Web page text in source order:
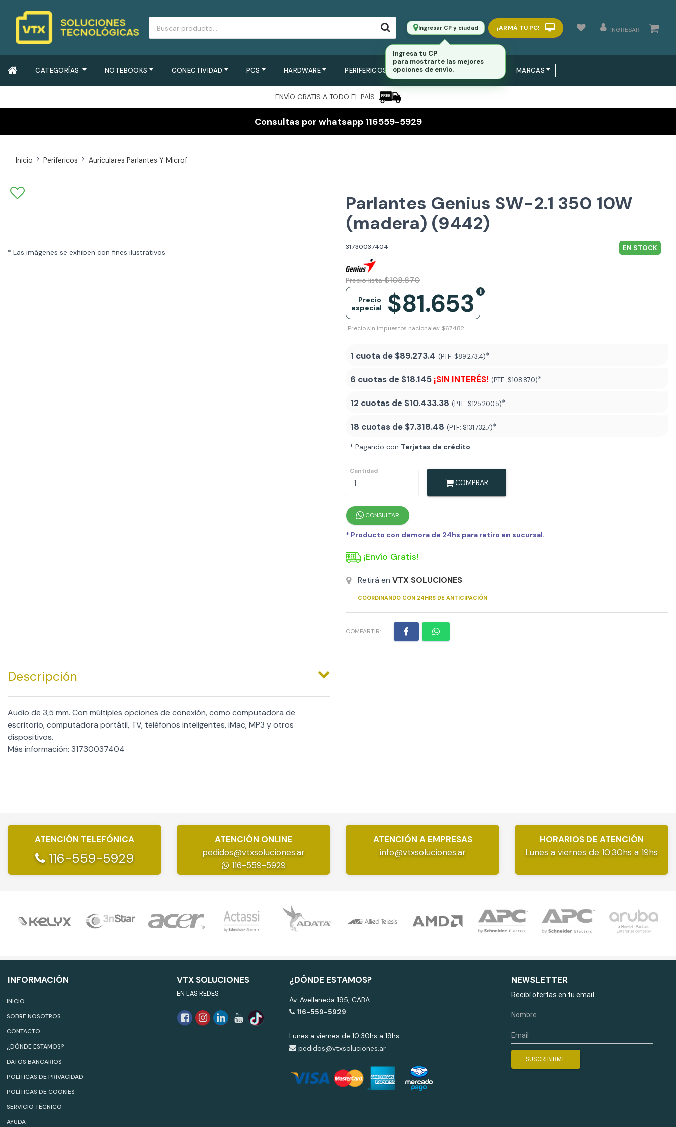
Ingresar CP y ciudad ¡ARMÁ TU PC! INGRESAR
CATEGORÍAS NOTEBOOKS CONECTIVIDAD PCS HARDWARE PERIFERICOS SERVIDORES / SWITCHS MARCAS
ENVÍO GRATIS A TODO EL PAÍS
Consultas por whatsapp 116559-5929
Inicio Perifericos Auriculares Parlantes Y Microf
* Las imágenes se exhiben con fines ilustrativos.
Parlantes Genius SW-2.1 350 10W
(madera) (9442)
31730037404 EN STOCK
Precio lista $108.870
$81.653
Precio
especial
Precio sin impuestos nacionales: $67.482
1 cuota de $89.273.4 (PTF: $89.273.4)*
6 cuotas de $18.145 ¡SIN INTERÉS! (PTF: $108.870)*
12 cuotas de $10.433.38 (PTF: $125.200.5)*
18 cuotas de $7.318.48 (PTF: $131.732.7)*
* Pagando con Tarjetas de crédito.
Cantidad
COMPRAR
CONSULTAR
* Producto con demora de 24hs para retiro en sucursal.
¡Envío Gratis!
Retirá en VTX SOLUCIONES.
COORDINANDO CON 24HRS DE ANTICIPACIÓN
COMPARTIR:
Descripción
Audio de 3,5 mm. Con múltiples opciones de conexión, como computadora de
escritorio, computadora portátil, TV, teléfonos inteligentes, iMac, MP3 y otros
dispositivos.
Más información: 31730037404
ATENCIÓN TELEFÓNICA
116-559-5929
ATENCIÓN ONLINE
pedidos@vtxsoluciones.ar
116-559-5929
ATENCIÓN A EMPRESAS
info@vtxsoluciones.ar
HORARIOS DE ATENCIÓN
Lunes a viernes de 10:30hs a 19hs
INFORMACIÓN
INICIO
SOBRE NOSOTROS
CONTACTO
¿DÓNDE ESTAMOS?
DATOS BANCARIOS
POLÍTICAS DE PRIVACIDAD
POLÍTICAS DE COOKIES
SERVICIO TÉCNICO
AYUDA
VTX SOLUCIONES
EN LAS REDES
¿DÓNDE ESTAMOS?
Av. Avellaneda 195, CABA
116-559-5929
Lunes a viernes de 10:30hs a 19hs
pedidos@vtxsoluciones.ar
NEWSLETTER
Recibí ofertas en tu email
Ingresa tu CP
para mostrarte las mejores
opciones de envío.